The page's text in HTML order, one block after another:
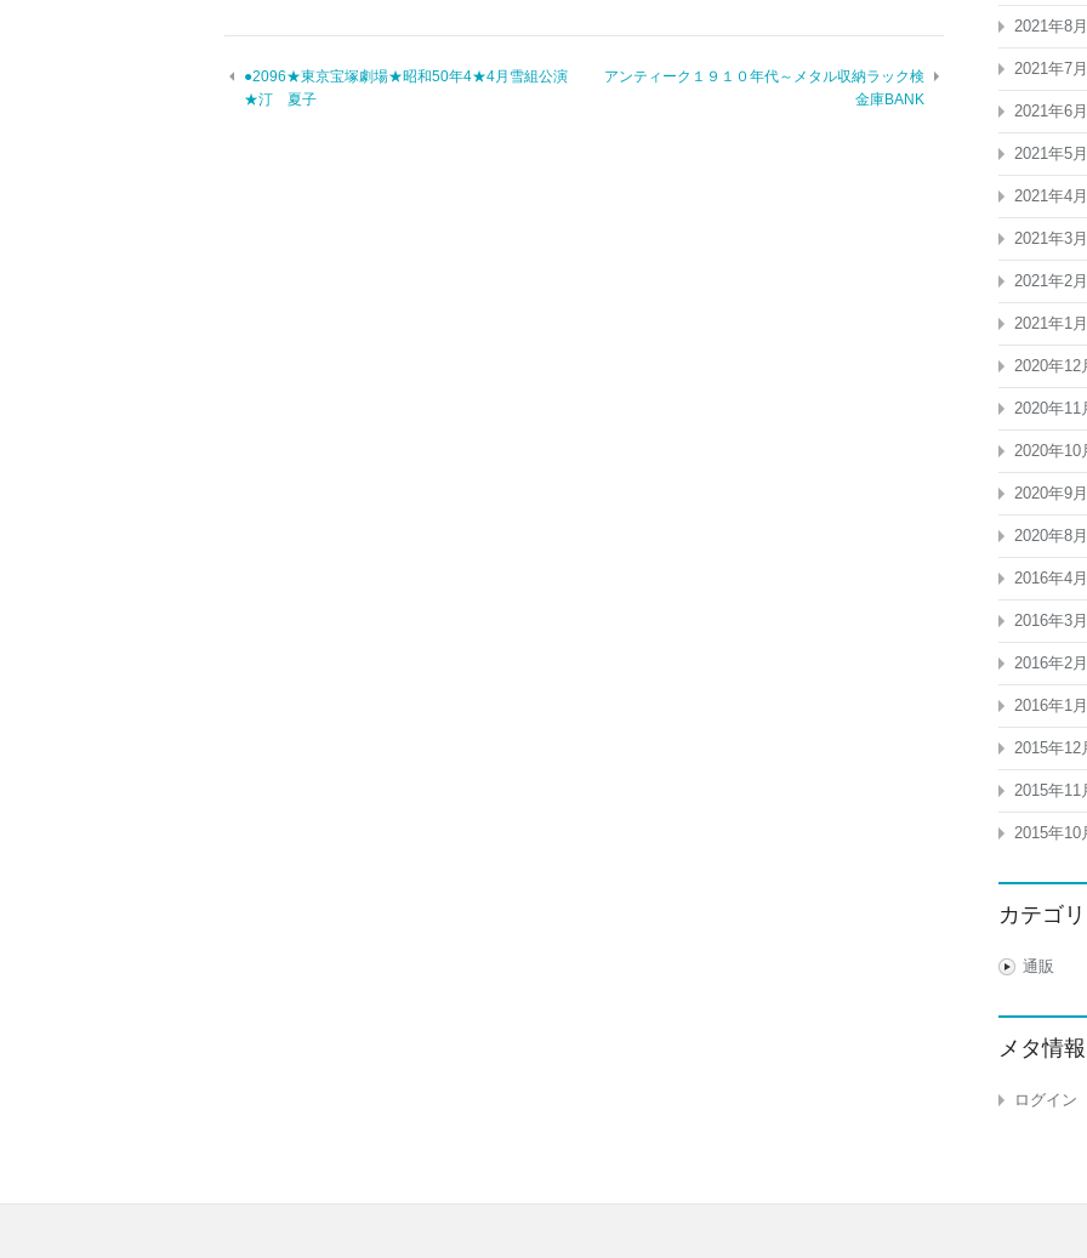
●2096★東京宝塚劇場★昭和50年4★4月雪組公演
★汀 夏子
アンティーク１９１０年代～メタル収納ラック検
金庫BANK
2021年8月
2021年7月
2021年6月
2021年5月
2021年4月
2021年3月
2021年2月
2021年1月
2020年12
2020年11
2020年10
2020年9月
2020年8月
2016年4月
2016年3月
2016年2月
2016年1月
2015年12
2015年11
2015年10
カテゴ
通販
メタ情報
ログイン